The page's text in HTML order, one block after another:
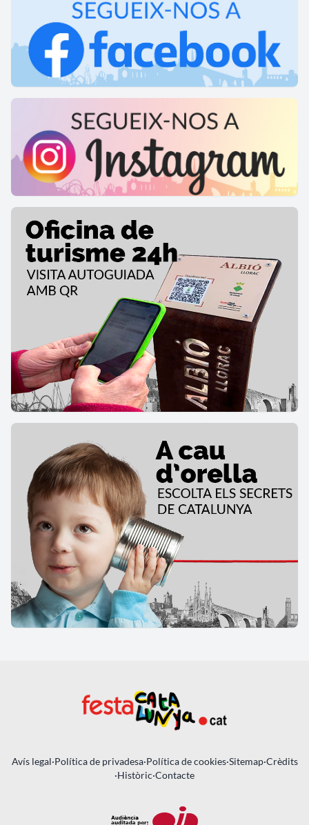
Avís legal·Política de privadesa·Política de cookies·Sitemap·Crèdits
·Històric·Contacte